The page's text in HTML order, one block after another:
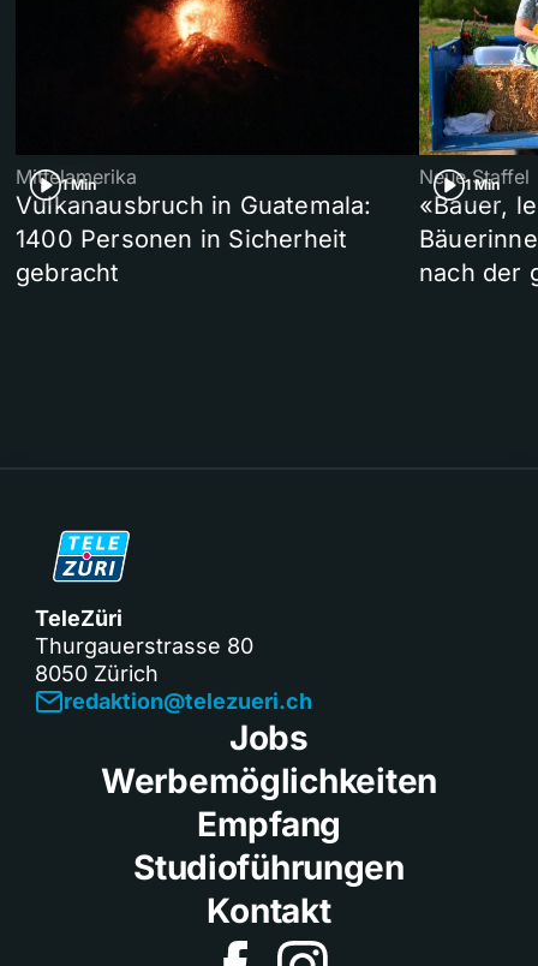
1 Min
Mittelamerika
Vulkanausbruch in Guatemala:
1400 Personen in Sicherheit
gebracht
1 Min
Neue Staffel
«Bauer,
nach der
TeleZüri
Thurgauerstrasse 80
8050 Zürich
redaktion@telezueri.ch
Jobs
Werbemöglichkeiten
Empfang
Studioführungen
Kontakt